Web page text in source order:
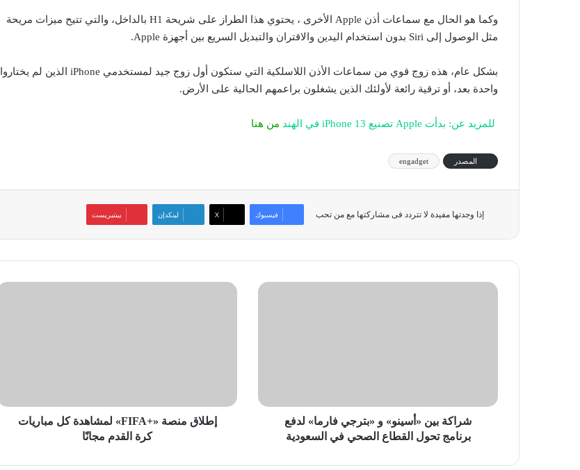
وكما هو الحال مع سماعات أذن Apple الأخرى ، يحتوي هذا الطراز على شريحة H1 بالداخل، والتي تتيح ميزات مريحة
مثل الوصول إلى Siri بدون استخدام اليدين والاقتران والتبديل السريع بين أجهزة Apple.
بشكل عام، هذه زوج قوي من سماعات الأذن اللاسلكية التي ستكون أول زوج جيد لمستخدمي iPhone الذين لم يختاروا
واحدة بعد، أو ترقية رائعة لأولئك الذين يشغلون براعمهم الحالية على الأرض.
للمزيد عن: بدأت Apple تصنيع iPhone 13 في الهند من هنا
المصدر engadget
إذا وجدتها مفيدة لا تتردد فى مشاركتها مع من تحب فيسبوك ‫X لينكدإن بينتيريست
شراكة
تحول
السعودية
شراكة بين «أسينو» و «بترجي فارما» لدفع
برنامج تحول القطاع الصحي في السعودية
إطلاق
مجانًا
إطلاق منصة «+FIFA» لمشاهدة كل مباريات
كرة القدم مجانًا